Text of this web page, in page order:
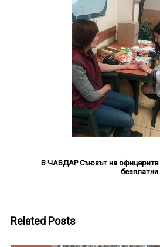
В ЧАВДАР Съюзът на офицерите
Related Posts